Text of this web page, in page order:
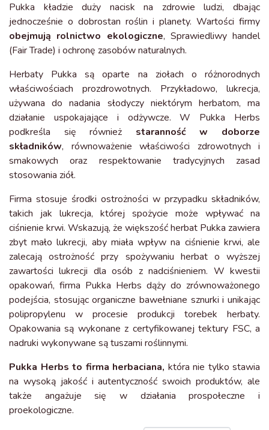
Pukka kładzie duży nacisk na zdrowie ludzi, dbając
jednocześnie o dobrostan roślin i planety. Wartości firmy
obejmują rolnictwo ekologiczne, Sprawiedliwy handel
(Fair Trade) i ochronę zasobów naturalnych.
Herbaty Pukka są oparte na ziołach o różnorodnych
właściwościach prozdrowotnych. Przykładowo, lukrecja,
używana do nadania słodyczy niektórym herbatom, ma
działanie uspokajające i odżywcze. W Pukka Herbs
podkreśla się również staranność w doborze
składników, równoważenie właściwości zdrowotnych i
smakowych oraz respektowanie tradycyjnych zasad
stosowania ziół.
Firma stosuje środki ostrożności w przypadku składników,
takich jak lukrecja, której spożycie może wpływać na
ciśnienie krwi. Wskazują, że większość herbat Pukka zawiera
zbyt mało lukrecji, aby miała wpływ na ciśnienie krwi, ale
zalecają ostrożność przy spożywaniu herbat o wyższej
zawartości lukrecji dla osób z nadciśnieniem. W kwestii
opakowań, firma Pukka Herbs dąży do zrównoważonego
podejścia, stosując organiczne bawełniane sznurki i unikając
polipropylenu w procesie produkcji torebek herbaty.
Opakowania są wykonane z certyfikowanej tektury FSC, a
nadruki wykonywane są tuszami roślinnymi.
Pukka Herbs to firma herbaciana, która nie tylko stawia
na wysoką jakość i autentyczność swoich produktów, ale
także angażuje się w działania prospołeczne i
proekologiczne.